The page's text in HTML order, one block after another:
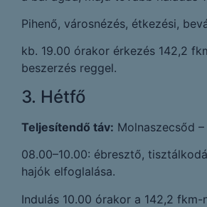
Pihenő, városnézés, étkezési,
kb. 19.00 órakor érkezés 142,2
beszerzés reggel.
3. Hétfő
Teljesítendő táv: Molnaszecsőd
08.00–10.00: ébresztő,
hajók elfoglalása.
Indulás 10.00 órakor a 142,2